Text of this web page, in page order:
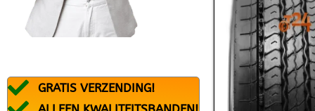
FEDERAL
FIREMAX
FORTUNA
GRATIS VERZENDING!